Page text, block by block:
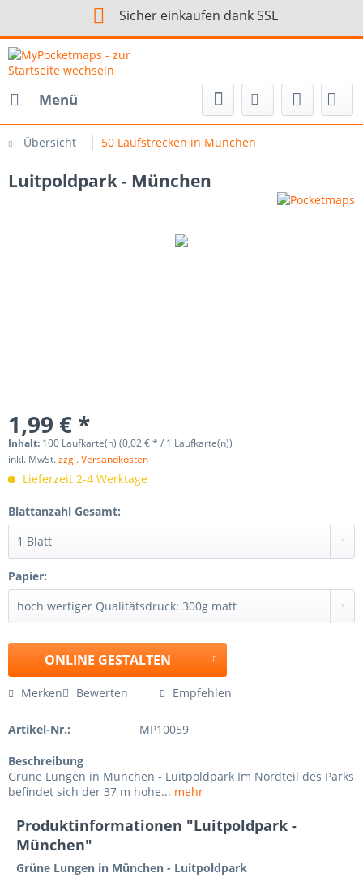
Sicher einkaufen dank SSL
Menü
Übersicht 50 Laufstrecken in München
Luitpoldpark - München
1,99 € *
Inhalt: 100 Laufkarte(n) (0,02 € * / 1 Laufkarte(n))
inkl. MwSt.zzgl. Versandkosten
Lieferzeit 2-4 Werktage
Blattanzahl Gesamt:
Papier:
ONLINE GESTALTEN
Merken Bewerten Empfehlen
Artikel-Nr.: MP10059
Beschreibung
Grüne Lungen in München - Luitpoldpark Im Nordteil des Parks
befindet sich der 37 m hohe... mehr
Produktinformationen "Luitpoldpark -
München"
Grüne Lungen in München - Luitpoldpark